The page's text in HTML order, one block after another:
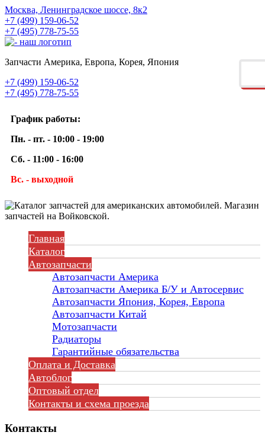
Москва, Ленинградское шоссе, 8к2
+7 (499) 159-06-52
+7 (495) 778-75-55
Запчасти Америка, Европа, Корея, Япония
+7 (499) 159-06-52
+7 (495) 778-75-55
График работы:
Пн. - пт. - 10:00 - 19:00
Сб. - 11:00 - 16:00
Вс. - выходной
Главная
Каталог
Автозапчасти
Автозапчасти Америка
Автозапчасти Америка Б/У и Автосервис
Автозапчасти Япония, Корея, Европа
Автозапчасти Китай
Мотозапчасти
Радиаторы
Гарантийные обязательства
Оплата и Доставка
Автоблог
Оптовый отдел
Контакты и схема проезда
Контакты